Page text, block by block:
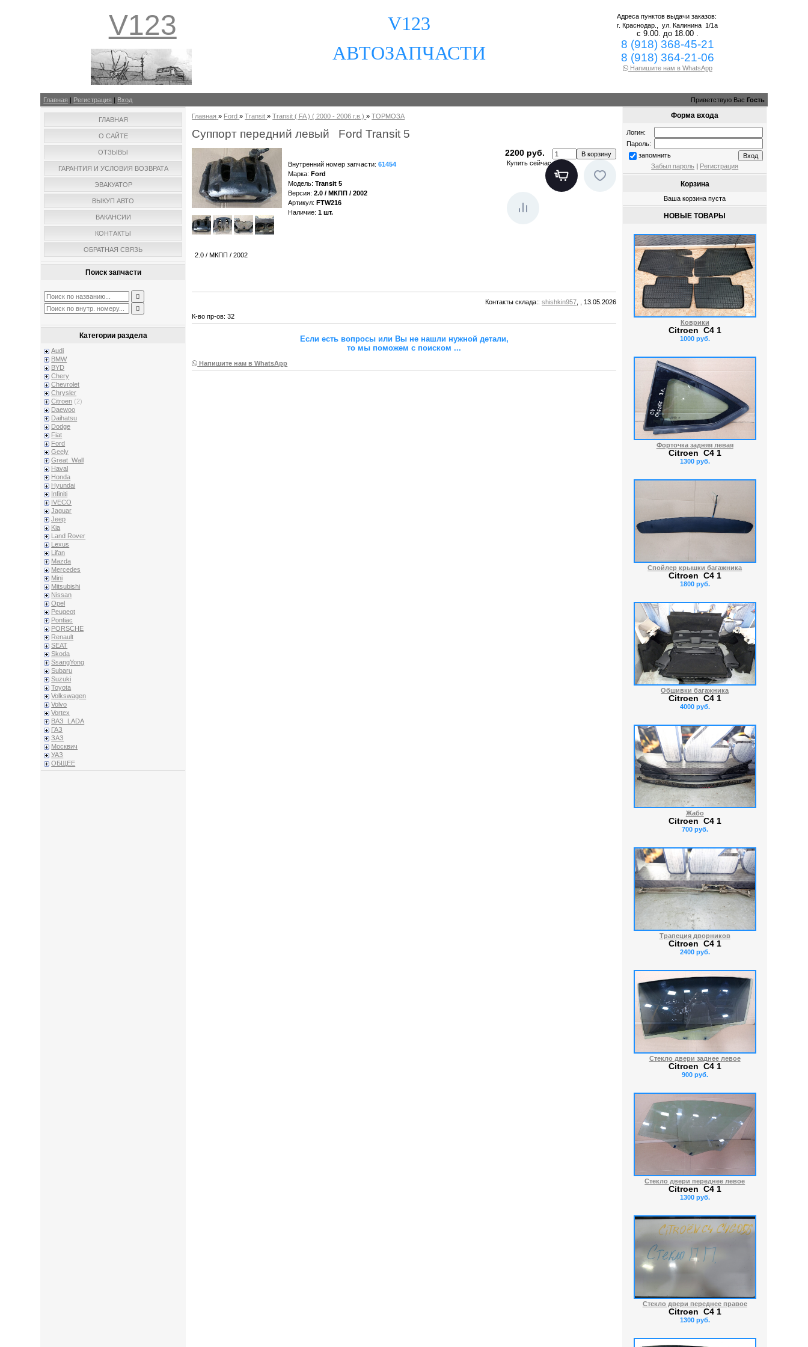
V123
V123
АВТОЗАПЧАСТИ
Адреса пунктов выдачи заказов:
г. Краснодар.,ул. Калинина 1/1а
с 9.00. до 18.00 .
8 (918) 368-45-21
8 (918) 364-21-06
Напишите нам в WhatsApp
Главная | Регистрация | Вход Приветствую Вас Гость
ГЛАВНАЯ
О САЙТЕ
ОТЗЫВЫ
ГАРАНТИЯ И УСЛОВИЯ ВОЗВРАТА
ЭВАКУАТОР
ВЫКУП АВТО
ВАКАНСИИ
КОНТАКТЫ
ОБРАТНАЯ СВЯЗЬ
Поиск запчасти
Категории раздела
Audi
BMW
BYD
Chery
Chevrolet
Chrysler
Citroen (2)
Daewoo
Daihatsu
Dodge
Fiat
Ford
Geely
Great_Wall
Haval
Honda
Hyundai
Infiniti
IVECO
Jaguar
Jeep
Kia
Land Rover
Lexus
Lifan
Mazda
Mercedes
Mini
Mitsubishi
Nissan
Opel
Peugeot
Pontiac
PORSCHE
Renault
SEAT
Skoda
SsangYong
Subaru
Suzuki
Toyota
Volkswagen
Volvo
Vortex
ВАЗ_LADA
ГАЗ
ЗАЗ
Москвич
УАЗ
ОБЩЕЕ
Главная » Ford »Transit »Transit ( FA ) ( 2000 - 2006 г.в.) »ТОРМОЗА
Суппорт передний левый Ford Transit 5
2200 руб.
Внутренний номер запчасти: 61454
Марка: Ford
Модель: Transit 5
Версия: 2.0 / МКПП / 2002
Артикул: FTW216
Наличие: 1 шт.
Купить сейчас
2.0 / МКПП / 2002
Контакты склада::shishkin957 , , 13.05.2026
К-во пр-ов: 32
Если есть вопросы или Вы не нашли нужной детали,
то мы поможем с поиском...
Напишите нам в WhatsApp
Форма входа
Логин:
Пароль:
запомнить
Забыл пароль | Регистрация
Корзина
Ваша корзина пуста
НОВЫЕ ТОВАРЫ
Коврики
Citroen C4 1
1000 руб.
Форточка задняя левая
Citroen C4 1
1300 руб.
Спойлер крышки багажника
Citroen C4 1
1800 руб.
Обшивки багажника
Citroen C4 1
4000 руб.
Жабо
Citroen C4 1
700 руб.
Трапеция дворников
Citroen C4 1
2400 руб.
Стекло двери заднее левое
Citroen C4 1
900 руб.
Стекло двери переднее левое
Citroen C4 1
1300 руб.
Стекло двери переднее правое
Citroen C4 1
1300 руб.